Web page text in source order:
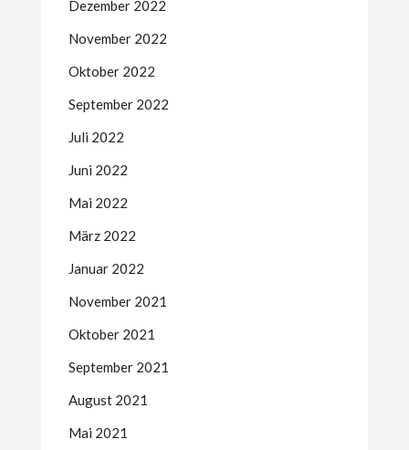
Dezember 2022
November 2022
Oktober 2022
September 2022
Juli 2022
Juni 2022
Mai 2022
März 2022
Januar 2022
November 2021
Oktober 2021
September 2021
August 2021
Mai 2021